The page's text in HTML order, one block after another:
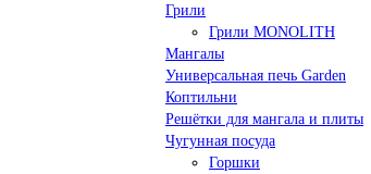
Грили
Грили MONOLITH
Мангалы
Универсальная печь Garden
Коптильни
Решётки для мангала и плиты
Чугунная посуда
Горшки